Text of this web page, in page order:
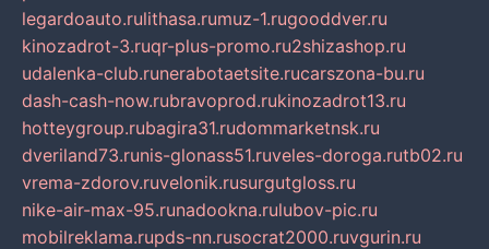
legardoauto.rulithasa.rumuz-1.rugooddver.ru
kinozadrot-3.ruqr-plus-promo.ru2shizashop.ru
udalenka-club.runerabotaetsite.rucarszona-bu.ru
dash-cash-now.rubravoprod.rukinozadrot13.ru
hotteygroup.rubagira31.rudommarketnsk.ru
dveriland73.runis-glonass51.ruveles-doroga.rutb02.ru
vrema-zdorov.ruvelonik.rusurgutgloss.ru
nike-air-max-95.runadookna.rulubov-pic.ru
mobilreklama.rupds-nn.rusocrat2000.ruvgurin.ru